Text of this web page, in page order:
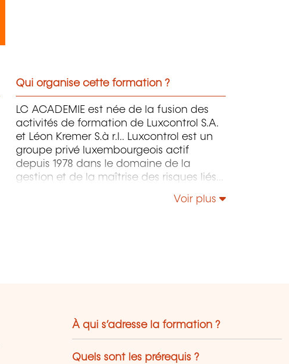
Qui organise cette formation ?
LC ACADEMIE est née de la fusion des
activités de formation de Luxcontrol S.A.
et Léon Kremer S.à r.l.. Luxcontrol est un
groupe privé luxembourgeois actif
depuis 1978 dans le domaine de la
gestion et de la maîtrise des risques liés
Voir plus
À qui s’adresse la formation ?
Quels sont les prérequis ?